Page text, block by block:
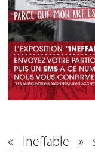
« Ineffable »